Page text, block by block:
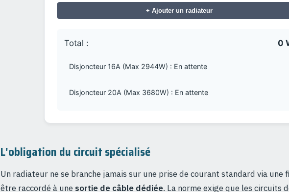
+ Ajouter un radiateur
Total : 0
Disjoncteur 16A (Max 2944W) : En attente
Disjoncteur 20A (Max 3680W) : En attente
L'obligation du circuit spécialisé
Un radiateur ne se branche jamais sur une prise de courant standard via une
être raccordé à une sortie de câble dédiée. La norme exige que les circuits